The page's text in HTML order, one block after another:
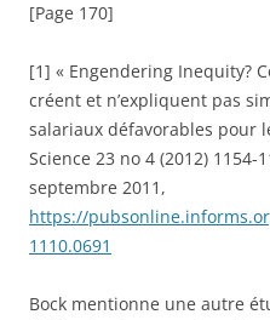
[Page 170]
[1] « Engendering Inequity?
créent et n’expliquent pas
salariaux défavorables pour
Science 23 no 4 (2012)
septembre 2011,
https://
1110.0691
Bock mentionne une autre